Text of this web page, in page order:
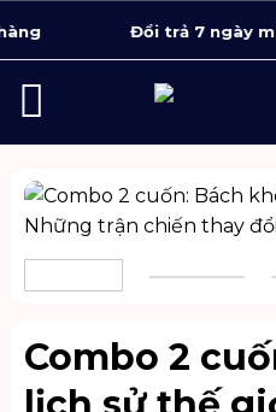
qua
Đổi trả 7 ngày miễn
Combo 2